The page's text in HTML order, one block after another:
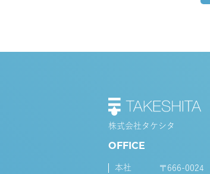
株式会社タケシタ
OFFICE
本社 〒666-0024